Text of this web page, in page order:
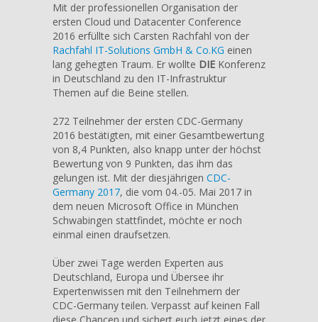
Mit der professionellen Organisation der
ersten Cloud und Datacenter Conference
2016 erfüllte sich Carsten Rachfahl von der
Rachfahl IT-Solutions GmbH & Co.KG einen
lang gehegten Traum. Er wollte DIE Konferenz
in Deutschland zu den IT-Infrastruktur
Themen auf die Beine stellen.
272 Teilnehmer der ersten CDC-Germany
2016 bestätigten, mit einer Gesamtbewertung
von 8,4 Punkten, also knapp unter der höchst
Bewertung von 9 Punkten, das ihm das
gelungen ist. Mit der diesjährigen CDC-
Germany 2017, die vom 04.-05. Mai 2017 in
dem neuen Microsoft Office in München
Schwabingen stattfindet, möchte er noch
einmal einen draufsetzen.
Über zwei Tage werden Experten aus
Deutschland, Europa und Übersee ihr
Expertenwissen mit den Teilnehmern der
CDC-Germany teilen. Verpasst auf keinen Fall